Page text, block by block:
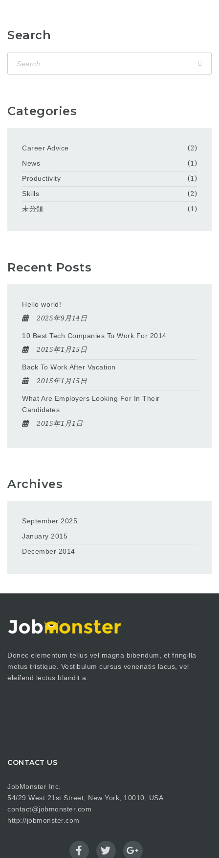
Search
Categories
Career Advice
(2)
News
(1)
Productivity
(1)
Skills
(2)
未分類
(1)
Recent Posts
Hello world!
2025年9月14日
10 Best Tech Companies To Work For 2014
2015年1月15日
Back To Work After Vacation
2015年1月15日
What Are Employers Looking For In Their
Candidates
2015年1月1日
Archives
September 2025
January 2015
December 2014
Donec elementum tellus vel magna bibendum, et fringilla
metus tristique. Vestibulum cursus venenatis lacus, vel
eleifend lectus blandit a.
CONTACT US
JobMonster Inc.
54/29 West 21st Street, New York, 10010, USA
contact@jobmonster.com
http://jobmonster.com